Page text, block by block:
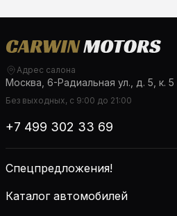
Адрес салона
Москва, 6-Радиальная ул., д. 5, к. 5
Без выходных, с 9:00 до 21:00
+7 499 302 33 69
Спецпредложения!
Каталог автомобилей